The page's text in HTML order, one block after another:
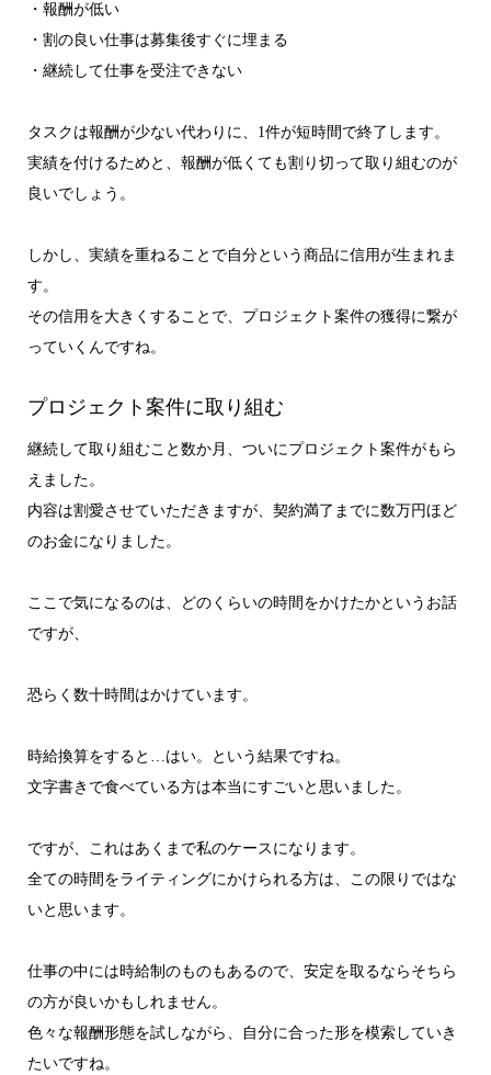
・報酬が低い
・割の良い仕事は募集後すぐに埋まる
・継続して仕事を受注できない
タスクは報酬が少ない代わりに、1件が短時間で終了します。
実績を付けるためと、報酬が低くても割り切って取り組むのが
良いでしょう。
しかし、実績を重ねることで自分という商品に信用が生まれま
す。
その信用を大きくすることで、プロジェクト案件の獲得に繋が
っていくんですね。
プロジェクト案件に取り組む
継続して取り組むこと数か月、ついにプロジェクト案件がもら
えました。
内容は割愛させていただきますが、契約満了までに数万円ほど
のお金になりました。
ここで気になるのは、どのくらいの時間をかけたかというお話
ですが、
恐らく数十時間はかけています。
時給換算をすると…はい。という結果ですね。
文字書きで食べている方は本当にすごいと思いました。
ですが、これはあくまで私のケースになります。
全ての時間をライティングにかけられる方は、この限りではな
いと思います。
仕事の中には時給制のものもあるので、安定を取るならそちら
の方が良いかもしれません。
色々な報酬形態を試しながら、自分に合った形を模索していき
たいですね。